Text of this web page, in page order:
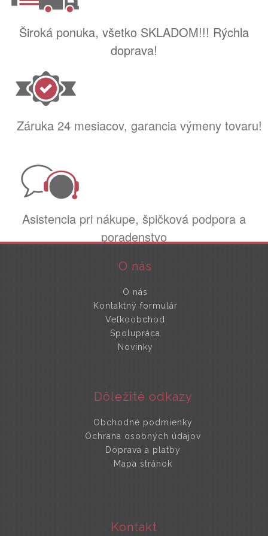
Široká ponuka, všetko SKLADOM!!! Rýchla
doprava!
Záruka 24 mesiacov, garancia výmeny tovaru!
Asistencia pri nákupe, špičková podpora a
poradenstvo
O nás
O nás
Kontaktný formulár
Veľkoobchod
Spolupráca
Novinky
Dôležité odkazy
Obchodné podmienky
Ochrana osobných údajov
Doprava a platby
Mapa stránok
Kontakt